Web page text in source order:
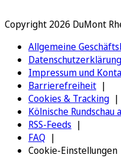
Copyright 2026 DuMont
Allgemeine
Datenschutzerklärung
Impressum und
Barrierefreiheit
Cookies & Tracking
Kölnische Rundschau
RSS-Feeds
FAQ
Cookie-Einstellungen